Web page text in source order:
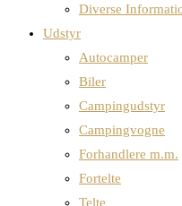
Diverse
Udstyr
Autocamper
Biler
Campingudstyr
Campingvogne
Forhandlere m.m.
Fortelte
Telte